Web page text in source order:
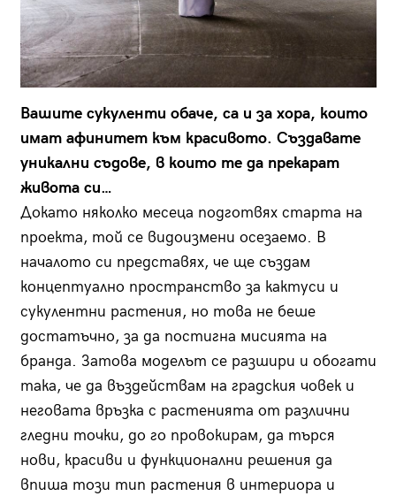
Вашите сукуленти обаче, са и за хора, които
имат афинитет към красивото. Създавате
уникални съдове, в които те да прекарат
живота си…
Докато няколко месеца подготвях старта на
проекта, той се видоизмени осезаемо. В
началото си представях, че ще създам
концептуално пространство за кактуси и
сукулентни растения, но това не беше
достатъчно, за да постигна мисията на
бранда. Затова моделът се разшири и обогати
така, че да въздействам на градския човек и
неговата връзка с растенията от различни
гледни точки, до го провокирам, да търся
нови, красиви и функционални решения да
впиша този тип растения в интериора и